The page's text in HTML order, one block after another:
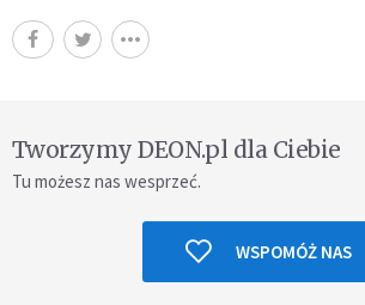
Tworzymy DEON.pl dla Ciebie
Tu możesz nas wesprzeć.
WSPOMÓŻ NAS